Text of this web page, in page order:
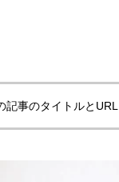
記事のタイトルと